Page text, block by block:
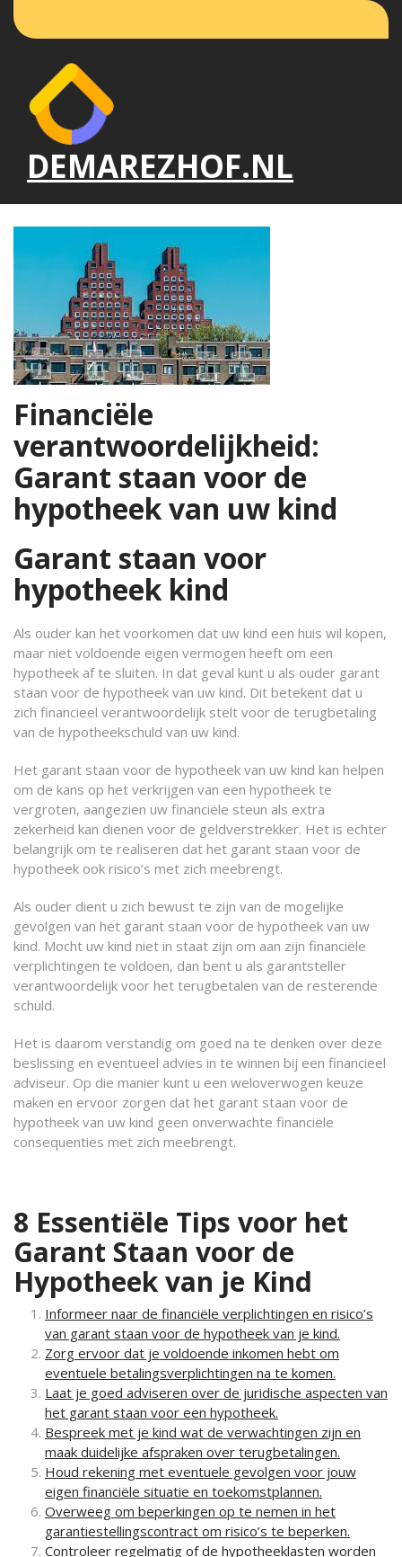
de
DEMAREZHOF.NL
Financiële
verantwoordelijkheid:
Garant staan voor de
hypotheek van uw kind
Garant staan voor
hypotheek kind
Als ouder kan het voorkomen dat uw kind een huis wil kopen,
maar niet voldoende eigen vermogen heeft om een
hypotheek af te sluiten. In dat geval kunt u als ouder garant
staan voor de hypotheek van uw kind. Dit betekent dat u
zich financieel verantwoordelijk stelt voor de terugbetaling
van de hypotheekschuld van uw kind.
Het garant staan voor de hypotheek van uw kind kan helpen
om de kans op het verkrijgen van een hypotheek te
vergroten, aangezien uw financiële steun als extra
zekerheid kan dienen voor de geldverstrekker. Het is echter
belangrijk om te realiseren dat het garant staan voor de
hypotheek ook risico’s met zich meebrengt.
Als ouder dient u zich bewust te zijn van de mogelijke
gevolgen van het garant staan voor de hypotheek van uw
kind. Mocht uw kind niet in staat zijn om aan zijn financiële
verplichtingen te voldoen, dan bent u als garantsteller
verantwoordelijk voor het terugbetalen van de resterende
schuld.
Het is daarom verstandig om goed na te denken over deze
beslissing en eventueel advies in te winnen bij een financieel
adviseur. Op die manier kunt u een weloverwogen keuze
maken en ervoor zorgen dat het garant staan voor de
hypotheek van uw kind geen onverwachte financiële
consequenties met zich meebrengt.
8 Essentiële Tips voor het
Garant Staan voor de
Hypotheek van je Kind
Informeer naar de financiële verplichtingen en risico’s
van garant staan voor de hypotheek van je kind.
Zorg ervoor dat je voldoende inkomen hebt om
eventuele betalingsverplichtingen na te komen.
Laat je goed adviseren over de juridische aspecten van
het garant staan voor een hypotheek.
Bespreek met je kind wat de verwachtingen zijn en
maak duidelijke afspraken over terugbetalingen.
Houd rekening met eventuele gevolgen voor jouw
eigen financiële situatie en toekomstplannen.
Overweeg om beperkingen op te nemen in het
garantiestellingscontract om risico’s te beperken.
Controleer regelmatig of de hypotheeklasten worden